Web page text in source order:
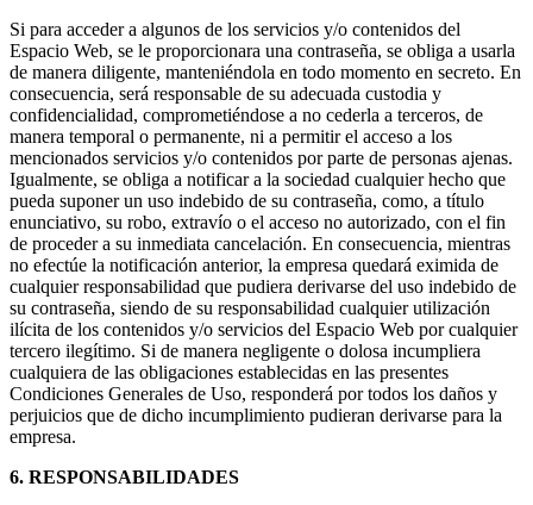
Si para acceder a algunos de los servicios y/o contenidos del
Espacio Web, se le proporcionara una contraseña, se obliga a usarla
de manera diligente, manteniéndola en todo momento en secreto. En
consecuencia, será responsable de su adecuada custodia y
confidencialidad, comprometiéndose a no cederla a terceros, de
manera temporal o permanente, ni a permitir el acceso a los
mencionados servicios y/o contenidos por parte de personas ajenas.
Igualmente, se obliga a notificar a la sociedad cualquier hecho que
pueda suponer un uso indebido de su contraseña, como, a título
enunciativo, su robo, extravío o el acceso no autorizado, con el fin
de proceder a su inmediata cancelación. En consecuencia, mientras
no efectúe la notificación anterior, la empresa quedará eximida de
cualquier responsabilidad que pudiera derivarse del uso indebido de
su contraseña, siendo de su responsabilidad cualquier utilización
ilícita de los contenidos y/o servicios del Espacio Web por cualquier
tercero ilegítimo. Si de manera negligente o dolosa incumpliera
cualquiera de las obligaciones establecidas en las presentes
Condiciones Generales de Uso, responderá por todos los daños y
perjuicios que de dicho incumplimiento pudieran derivarse para la
empresa.
6. RESPONSABILIDADES